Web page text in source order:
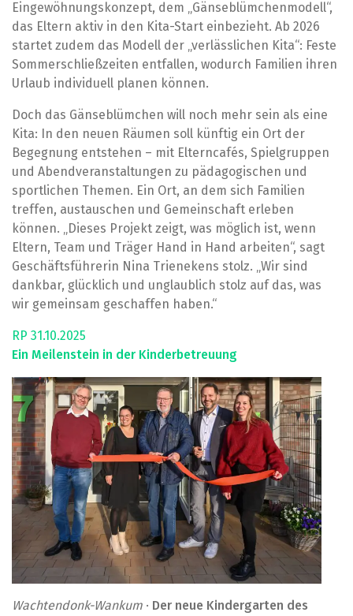
Eingewöhnungskonzept, dem „Gänseblümchenmodell“,
das Eltern aktiv in den Kita-Start einbezieht. Ab 2026
startet zudem das Modell der „verlässlichen Kita“: Feste
Sommerschließzeiten entfallen, wodurch Familien ihren
Urlaub individuell planen können.
Doch das Gänseblümchen will noch mehr sein als eine
Kita: In den neuen Räumen soll künftig ein Ort der
Begegnung entstehen – mit Elterncafés, Spielgruppen
und Abendveranstaltungen zu pädagogischen und
sportlichen Themen. Ein Ort, an dem sich Familien
treffen, austauschen und Gemeinschaft erleben
können. „Dieses Projekt zeigt, was möglich ist, wenn
Eltern, Team und Träger Hand in Hand arbeiten“, sagt
Geschäftsführerin Nina Trienekens stolz. „Wir sind
dankbar, glücklich und unglaublich stolz auf das, was
wir gemeinsam geschaffen haben.“
RP 31.10.2025
Ein Meilenstein in der Kinderbetreuung
Wachtendonk-Wankum · Der neue Kindergarten des